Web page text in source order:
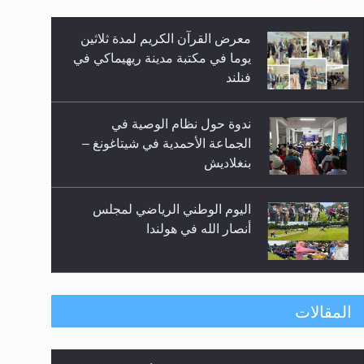
معرض القرآن الكريم لمدة ثلاثين
يوما في مكتبة مدينة ريهيماكي في
فنلند
ندوة حول نظام الوصية في
الجماعة الأحمدية في شيتاغونغ –
بنغلاديش
اليوم الوطني الرياضي لمجلس
أنصار الله في هولندا
إتمام حفظ القرآن الكريم لثلاثة
المقالات